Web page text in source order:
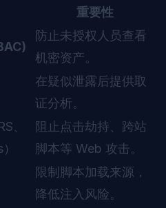
重要性
防止未授权人员查看
机密资产。
在疑似泄露后提供取
证分析。
、
阻止点击劫持、跨站
脚本等 Web 攻击。
限制脚本加载来源，
降低注入风险。